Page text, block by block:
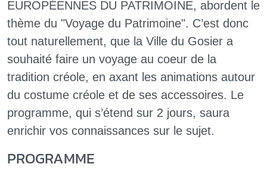
EUROPÉENNES DU PATRIMOINE, abordent le
thème du "Voyage du Patrimoine". C’est donc
tout naturellement, que la Ville du Gosier a
souhaité faire un voyage au coeur de la
tradition créole, en axant les animations autour
du costume créole et de ses accessoires. Le
programme, qui s’étend sur 2 jours, saura
enrichir vos connaissances sur le sujet.
PROGRAMME